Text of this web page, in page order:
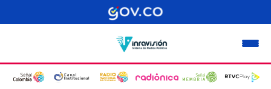
Pasar al contenido principal